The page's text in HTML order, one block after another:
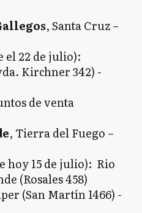
, Santa Cruz –
el 22 de julio):
Kirchner 342) -
de venta
, Tierra del Fuego –
hoy 15 de julio): Rio
(Rosales 458)
(San Martín 1466) -